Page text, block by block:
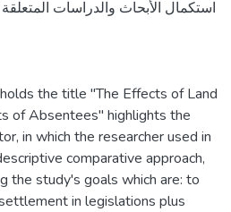
استكمال الأبحاث والدراسات
the title "The Effects of Land
of Absentees" highlights the
in which the researcher used in
comparative approach,
the study's goals which are: to
in legislations plus